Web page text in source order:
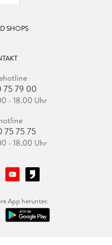
SHOPS
79 00
- 18.00 Uhr
75 75 75
- 18.00 Uhr
App herunter.